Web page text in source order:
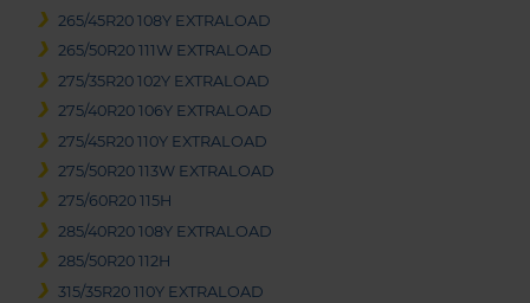
265/45R20 108Y EXTRALOAD
265/50R20 111W EXTRALOAD
275/35R20 102Y EXTRALOAD
275/40R20 106Y EXTRALOAD
275/45R20 110Y EXTRALOAD
275/50R20 113W EXTRALOAD
275/60R20 115H
285/40R20 108Y EXTRALOAD
285/50R20 112H
315/35R20 110Y EXTRALOAD